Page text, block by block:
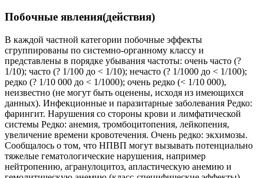
Побочные явления(действия)
В каждой частной категории побочные эффекты
сгруппированы по системно-органному классу и
представлены в порядке убывания частоты: очень часто (?
1/10); часто (? 1/100 до < 1/10); нечасто (? 1/1000 до < 1/100);
редко (? 1/10 000 до < 1/1000); очень редко (< 1/10 000),
неизвестно (не могут быть оценены, исходя из имеющихся
данных). Инфекционные и паразитарные заболевания Редко:
фарингит. Нарушения со стороны крови и лимфатической
системы Редко: анемия, тромбоцитопения, лейкопения,
увеличение времени кровотечения. Очень редко: экхимозы.
Сообщалось о том, что НПВП могут вызывать потенциально
тяжелые гематологические нарушения, например
нейтропению, агранулоцитоз, апластическую анемию и